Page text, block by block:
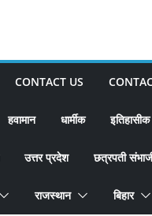
CONTACT US
हवामान धार्मीक इतिहासीक
उत्तर प्रदेश छत्रपती
राजस्थान बिहार